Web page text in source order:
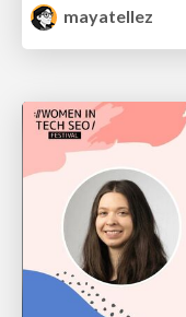
mayatellez